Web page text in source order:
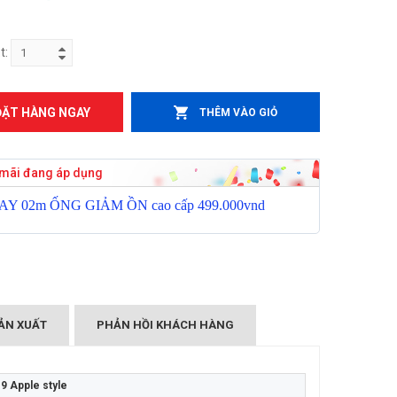
HÀNG NGAY THÊM VÀO GIỎ
đang áp dụng
02m ỐNG GIẢM ỒN cao cấp 499.000vnd
XUẤT PHẢN HỒI KHÁCH HÀNG
Apple style